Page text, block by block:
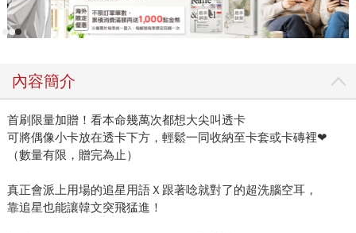
內容簡介
首刷限量加贈！看本命幾萬次都想大尖叫透卡
可將偶像小卡放在透卡下方，輕鬆一同收納至卡套或卡磚裡❤
（數量有限，贈完為止）
真正會派上用場的追星用語Ｘ跟著唸就對了的超洗腦空耳，
靠追星也能讓韓文突飛猛進！